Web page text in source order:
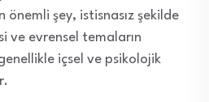
şey, istisnasız şekilde
ve evrensel temaların
içsel ve psikolojik